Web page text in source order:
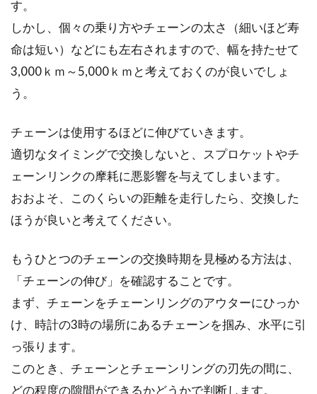
自転車ダイエットをしよう！ブログ
痩せたいと思ったら、ダイエットするしかない
ですよね。そこで、ダイエット専用の器具を購
入して、意気...
人は逮捕される？
転車を安易に止めれば（鍵をかけないなど）帰
りには、もう絶対...
す。
しかし、個々の乗り方やチェーンの太さ（細いほど寿
命は短い）などにも左右されますので、幅を持たせて
3,000ｋｍ～5,000ｋｍと考えておくのが良いでしょ
う。
チェーンは使用するほどに伸びていきます。
適切なタイミングで交換しないと、スプロケットやチ
ェーンリンクの摩耗に悪影響を与えてしまいます。
おおよそ、このくらいの距離を走行したら、交換した
ほうが良いと考えてください。
もうひとつのチェーンの交換時期を見極める方法は、
「チェーンの伸び」を確認することです。
まず、チェーンをチェーンリングのアウターにひっか
け、時計の3時の場所にあるチェーンを掴み、水平に引
っ張ります。
このとき、チェーンとチェーンリングの刃先の間に、
どの程度の隙間ができるかどうかで判断します。